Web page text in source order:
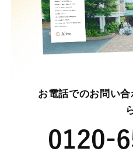
お電話でのお問い